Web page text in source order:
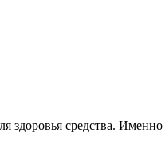
средства.